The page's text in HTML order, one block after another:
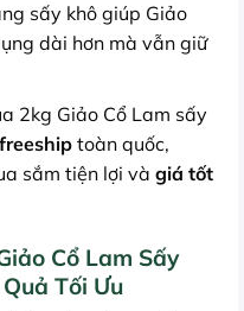
sấy khô giúp Giảo
dài hơn mà vẫn giữ
2kg Giảo Cổ Lam sấy
freeshiptoàn quốc,
sắm tiện lợi và giá tốt
Cổ Lam Sấy
Tối Ưu